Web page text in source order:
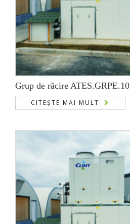
Grup de rãcire ATES.GRPE.10
CITEȘTE MAI MULT